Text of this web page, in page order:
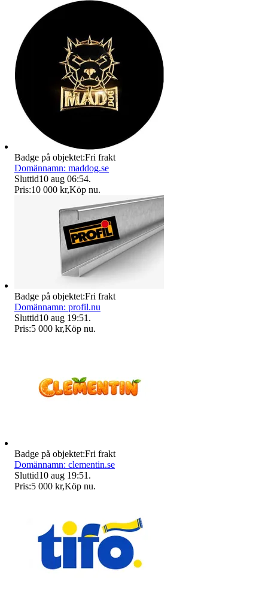
Badge på objektet:Fri frakt
Domännamn: maddog.se
Sluttid10 aug 06:54.
Pris:10 000 kr,Köp nu.
Badge på objektet:Fri frakt
Domännamn: profil.nu
Sluttid10 aug 19:51 .
Pris:5 000 kr,Köp nu.
Badge på objektet:Fri frakt
Domännamn: clementin.se
Sluttid10 aug 19:51 .
Pris:5 000 kr,Köp nu.